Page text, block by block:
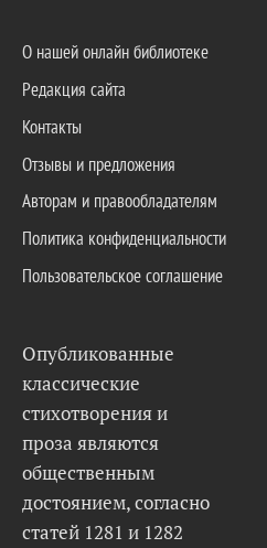
О нашей онлайн библиотеке
Редакция сайта
Контакты
Отзывы и предложения
Авторам и правообладателям
Политика конфиденциальности
Пользовательское соглашение
Опубликованные
классические
стихотворения и
проза являются
общественным
достоянием, согласно
статей 1281 и 1282